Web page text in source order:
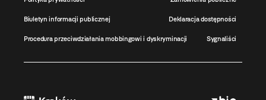
Biuletyn informacji publicznej Deklaracja dostępności
Procedura przeciwdziałania mobbingowi i dyskryminacji Sygnaliści